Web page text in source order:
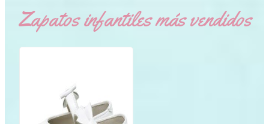
Zapatos infantiles más vendidos